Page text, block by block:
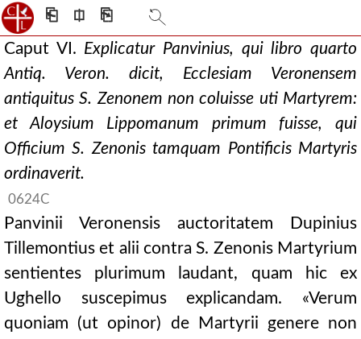
⎗ ⎅ ⎘
Caput VI. Explicatur Panvinius, qui libro quarto
Antiq. Veron. dicit, Ecclesiam Veronensem
antiquitus S. Zenonem non coluisse uti Martyrem:
et Aloysium Lippomanum primum fuisse, qui
Officium S. Zenonis tamquam Pontificis Martyris
ordinaverit.
0624C
Panvinii Veronensis auctoritatem Dupinius
Tillemontius et alii contra S. Zenonis Martyrium
sentientes plurimum laudant, quam hic ex
Ughello suscepimus explicandam. «Verum
quoniam (ut opinor) de Martyrii genere non